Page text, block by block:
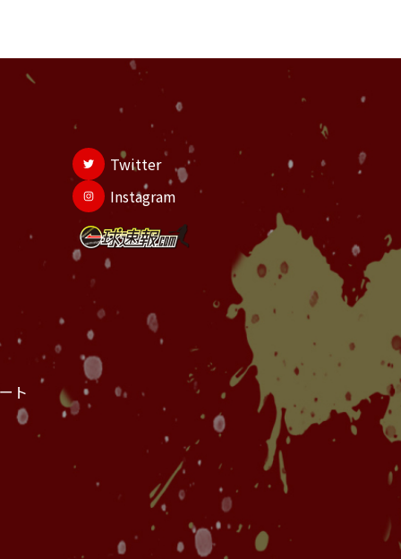
ト
Twitter
Instagram